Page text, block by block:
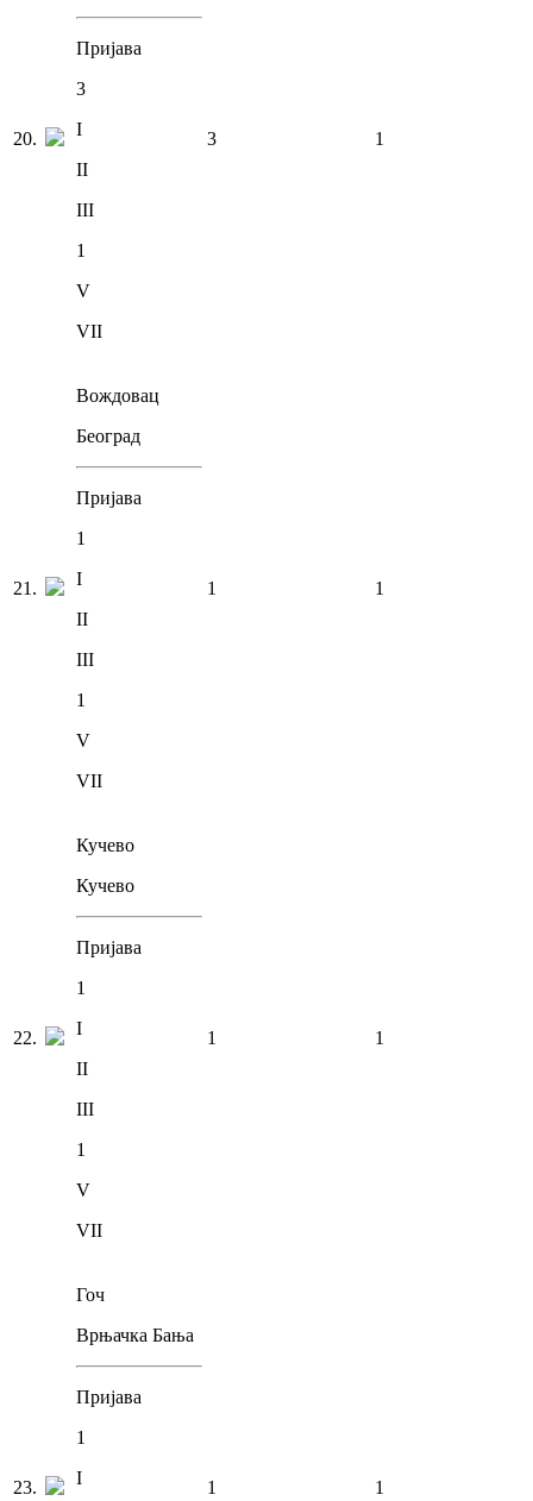
20.
Пријава
3
I
II
III
1
V
VII
3 1
21 .
Вождовац
Београд
Пријава
1
I
II
III
1
V
VII
1 1
22.
Кучево
Кучево
Пријава
1
I
II
III
1
V
VII
1 1
23.
Гоч
Врњачка Бања
Пријава
1
I
1 1